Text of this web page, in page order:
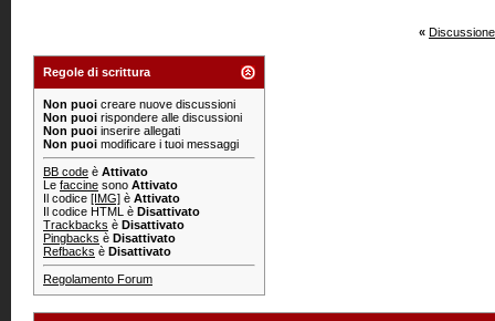
«
Regole di scrittura
Non puoi creare nuove discussioni
Non puoi rispondere alle discussioni
Non puoi inserire allegati
Non puoi modificare i tuoi messaggi
BB code è Attivato
Le faccine sono Attivato
Il codice [IMG] è Attivato
Il codice HTML è Disattivato
Trackbacks è Disattivato
Pingbacks è Disattivato
Refbacks è Disattivato
Regolamento Forum